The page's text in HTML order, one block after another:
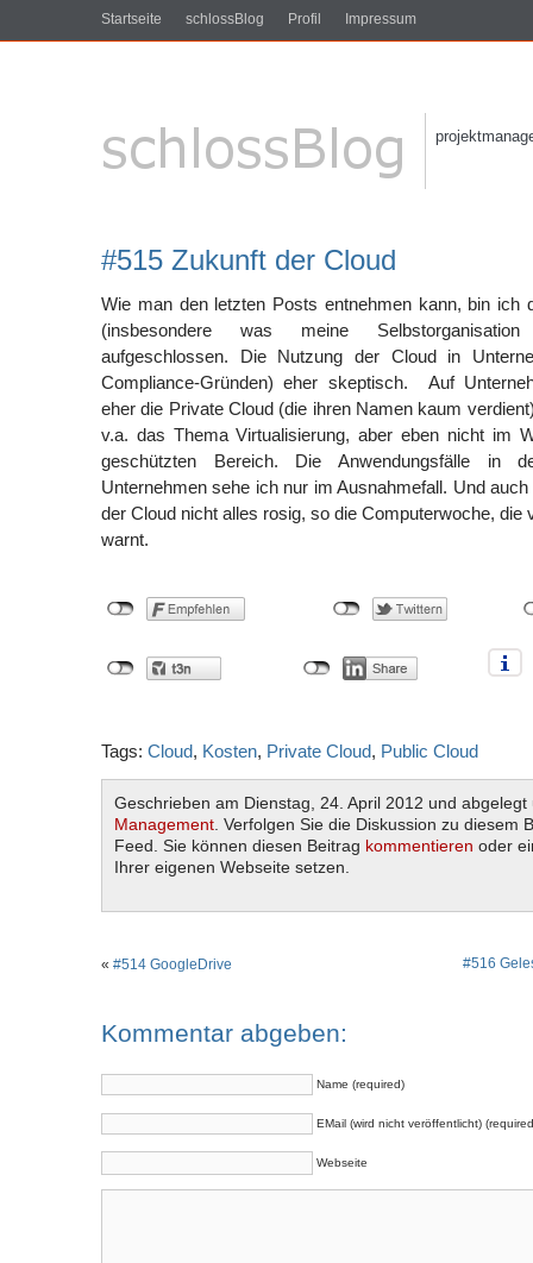
Startseite schlossBlog Profil Impressum
#515 Zukunft der Cloud
Wie man den letzten Posts entnehmen kann, bin ich
(insbesondere was meine
aufgeschlossen. Die Nutzung der Cloud in
Compliance-Gründen) eher skeptisch. Auf
eher die Private Cloud (die ihren Namen kaum
v.a. das Thema Virtualisierung, aber eben nicht im
geschützten Bereich. Die Anwendungsfälle in
Unternehmen sehe ich nur im Ausnahmefall. Und
der Cloud nicht alles rosig, so die Computerwoche, die
warnt.
Tags: Cloud, Kosten, Private Cloud, Public Cloud
Geschrieben am Dienstag, 24. April 2012 und
Management . Verfolgen Sie die Diskussion zu diesem
Feed. Sie können diesen Beitrag kommentieren oder
Ihrer eigenen Webseite setzen.
« #514 GoogleDrive #516
Kommentar abgeben:
Name (required)
EMail (wird nicht veröffentlicht)
Webseite